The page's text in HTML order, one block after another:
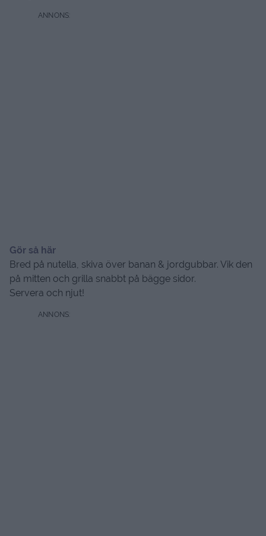
Gör så här
Bred på nutella, skiva över banan & jordgubbar. Vik den
på mitten och grilla snabbt på bägge sidor.
Servera och njut!